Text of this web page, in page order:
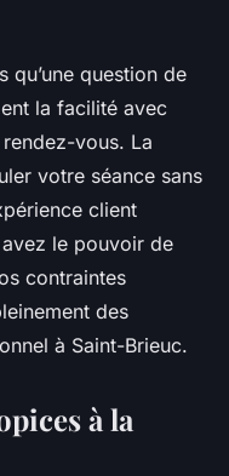
qu’une question de
la facilité avec
vous. La
votre séance sans
client
le pouvoir de
contraintes
des
à Saint-Brieuc.
à la